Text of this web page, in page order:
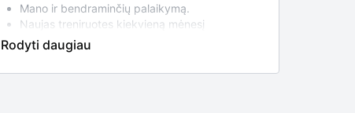
Mano ir bendraminčių palaikymą.
Naujas treniruotes kiekvieną mėnesį
Testus raumenų disbalansui ir mobilumui
įsivertinti
Treniruočių atlikimo technikos pamokas